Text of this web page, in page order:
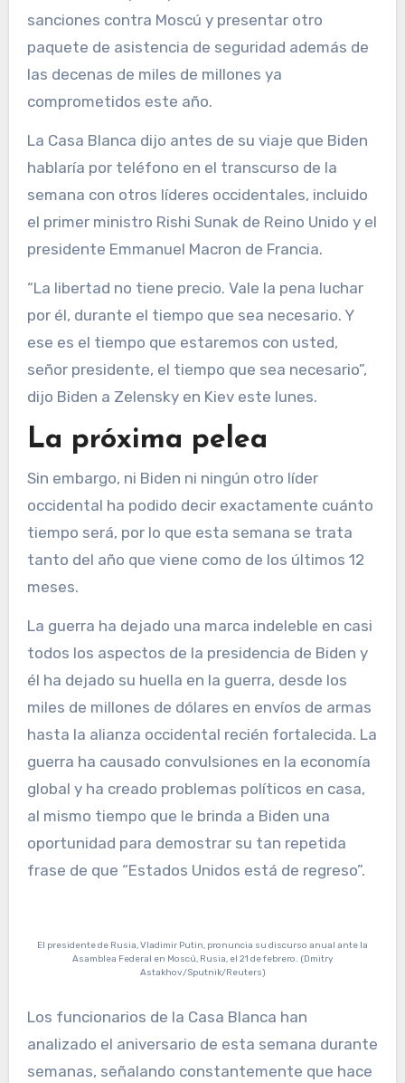
sanciones contra Moscú y presentar otro
paquete de asistencia de seguridad además de
las decenas de miles de millones ya
comprometidos este año.
La Casa Blanca dijo antes de su viaje que Biden
hablaría por teléfono en el transcurso de la
semana con otros líderes occidentales, incluido
el primer ministro Rishi Sunak de Reino Unido y el
presidente Emmanuel Macron de Francia.
“La libertad no tiene precio. Vale la pena luchar
por él, durante el tiempo que sea necesario. Y
ese es el tiempo que estaremos con usted,
señor presidente, el tiempo que sea necesario”,
dijo Biden a Zelensky en Kiev este lunes.
La próxima pelea
Sin embargo, ni Biden ni ningún otro líder
occidental ha podido decir exactamente cuánto
tiempo será, por lo que esta semana se trata
tanto del año que viene como de los últimos 12
meses.
La guerra ha dejado una marca indeleble en casi
todos los aspectos de la presidencia de Biden y
él ha dejado su huella en la guerra, desde los
miles de millones de dólares en envíos de armas
hasta la alianza occidental recién fortalecida. La
guerra ha causado convulsiones en la economía
global y ha creado problemas políticos en casa,
al mismo tiempo que le brinda a Biden una
oportunidad para demostrar su tan repetida
frase de que “Estados Unidos está de regreso”.
El presidente de Rusia, Vladimir Putin, pronuncia su discurso anual ante la
Asamblea Federal en Moscú, Rusia, el 21 de febrero. (Dmitry
Astakhov/Sputnik/Reuters)
Los funcionarios de la Casa Blanca han
analizado el aniversario de esta semana durante
semanas, señalando constantemente que hace